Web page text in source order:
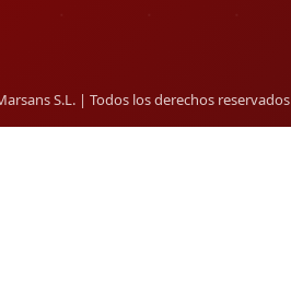
S.L. | Todos los derechos reservados